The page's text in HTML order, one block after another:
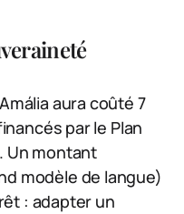
aura coûté 7
par le Plan
Un montant
modèle de langue)
: adapter un